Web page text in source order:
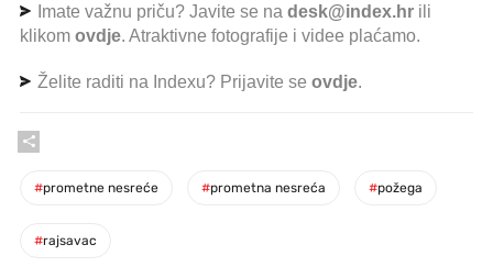
Imate važnu priču? Javite se na desk@index.hr ili
klikom ovdje. Atraktivne fotografije i videe plaćamo.
Želite raditi na Indexu? Prijavite se ovdje.
#prometne nesreće #prometna nesreća #požega
#rajsavac